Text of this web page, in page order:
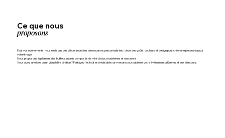
Ce que nous
proposons
Pour vos évènements, nous réalisons des pièces montées de macarons personnalisées : choix des goûts, couleurs et design pour créer une pièce unique, à
votre image.
Nous proposons également des buffets sucrés composés de mini-choux, madeleines et macarons.
Vous avez une idée ou un visuel d’inspiration ? Partagez-le : tout est réalisable sur-mesure pour sublimer votre évènement à Rennes et aux alentours.